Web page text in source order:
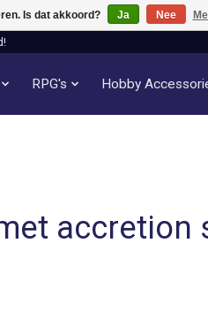
RPG's Hobby
accretion
Is dat akkoord? Ja Nee